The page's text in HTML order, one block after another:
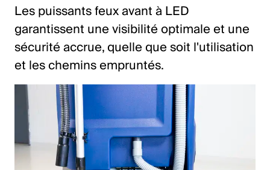
Les puissants feux avant à LED
garantissent une visibilité optimale et une
sécurité accrue, quelle que soit l'utilisation
et les chemins empruntés.